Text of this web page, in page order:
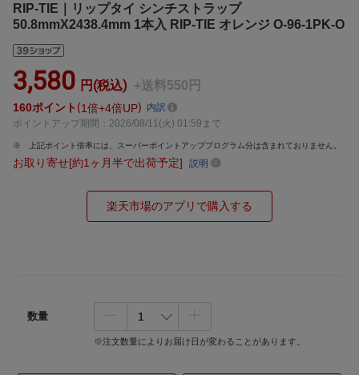
RIP-TIE｜リップタイ シンチストラップ
50.8mmX2438.4mm 1本入 RIP-TIE オレンジ O-96-1PK-O
3,580 円(税込) +送料550円
160ポイント 1倍 4倍UP
内訳
ポイントアップ期間：2026/08/11(火) 01:59まで
上記ポイント倍率には、スーパーポイントアッププログラム分は含まれておりません。
お取り寄せ[約1ヶ月半で出荷予定] 説明
楽天市場のアプリで購入する
数量
※注文数量によりお届け日が変わることがあります。